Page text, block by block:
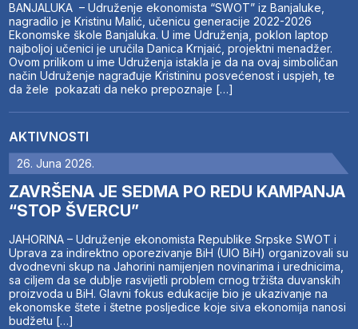
BANJALUKA – Udruženje ekonomista “SWOT” iz Banjaluke,
nagradilo je Kristinu Malić, učenicu generacije 2022-2026
Ekonomske škole Banjaluka. U ime Udruženja, poklon laptop
najboljoj učenici je uručila Danica Krnjaić, projektni menadžer.
Ovom prilikom u ime Udruženja istakla je da na ovaj simboličan
način Udruženje nagrađuje Kristininu posvećenost i uspjeh, te
da žele pokazati da neko prepoznaje […]
AKTIVNOSTI
26. Juna 2026.
ZAVRŠENA JE SEDMA PO REDU KAMPANJA
“STOP ŠVERCU”
JAHORINA – Udruženje ekonomista Republike Srpske SWOT i
Uprava za indirektno oporezivanje BiH (UIO BiH) organizovali su
dvodnevni skup na Jahorini namijenjen novinarima i urednicima,
sa ciljem da se dublje rasvijetli problem crnog tržišta duvanskih
proizvoda u BiH. Glavni fokus edukacije bio je ukazivanje na
ekonomske štete i štetne posljedice koje siva ekonomija nanosi
budžetu […]